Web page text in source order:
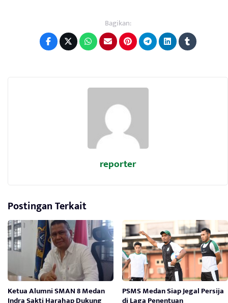
Bagikan:
reporter
Postingan Terkait
Ketua Alumni SMAN 8 Medan PSMS Medan Siap Jegal Persija